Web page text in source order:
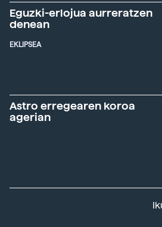
Eguzki-erlojua aurreratzen
denean
EKLIPSEA
Astro erregearen koroa
agerian